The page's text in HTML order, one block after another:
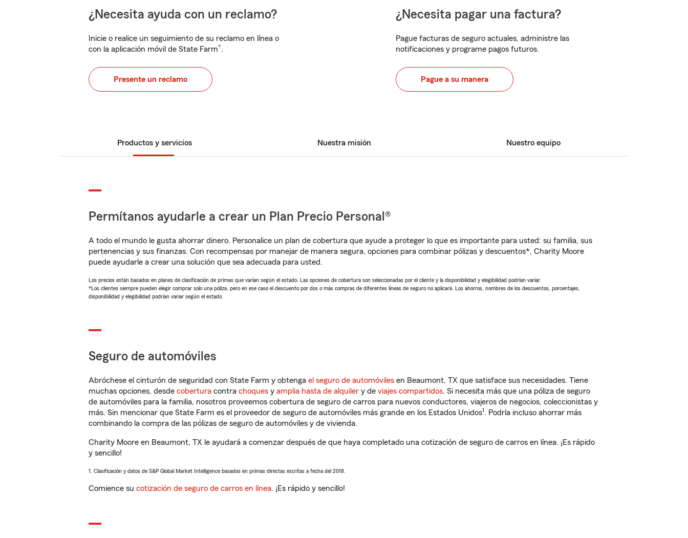
¿Necesita ayuda con un reclamo?
Inicie o realice un seguimiento de su reclamo en línea o
con la aplicación móvil de State Farm®.
Presente un reclamo
¿Necesita pagar una factura?
Pague facturas de seguro actuales, administre las
notificaciones y programe pagos futuros.
Pague a su manera
Productos y servicios Nuestra misión Nuestro equipo
Permítanos ayudarle a crear un Plan Precio Personal®
A todo el mundo le gusta ahorrar dinero. Personalice un plan de cobertura que ayude a proteger lo que es importante para usted: su familia, sus
pertenencias y sus finanzas. Con recompensas por manejar de manera segura, opciones para combinar pólizas y descuentos*, Charity Moore
puede ayudarle a crear una solución que sea adecuada para usted.
Los precios están basados en planes de clasificación de primas que varían según el estado. Las opciones de cobertura son seleccionadas por el cliente y la disponibilidad y elegibilidad podrían variar.
*Los clientes siempre pueden elegir comprar solo una póliza, pero en ese caso el descuento por dos o más compras de diferentes líneas de seguro no aplicará. Los ahorros, nombres de los descuentos, porcentajes,
disponibilidad y elegibilidad podrían variar según el estado.
Seguro de automóviles
Abróchese el cinturón de seguridad con State Farm y obtenga el seguro de automóviles en Beaumont, TX que satisface sus necesidades. Tiene
muchas opciones, desde cobertura contra choques y amplia hasta de alquiler y de viajes compartidos. Si necesita más que una póliza de seguro
de automóviles para la familia, nosotros proveemos cobertura de seguro de carros para nuevos conductores, viajeros de negocios, coleccionistas y
más. Sin mencionar que State Farm es el proveedor de seguro de automóviles más grande en los Estados Unidos1. Podría incluso ahorrar más
combinando la compra de las pólizas de seguro de automóviles y de vivienda.
Charity Moore en Beaumont, TX le ayudará a comenzar después de que haya completado una cotización de seguro de carros en línea. ¡Es rápido
y sencillo!
1. Clasificación y datos de S&P Global Market Intelligence basados en primas directas escritas a fecha del 2018.
Comience su cotización de seguro de carros en línea. ¡Es rápido y sencillo!